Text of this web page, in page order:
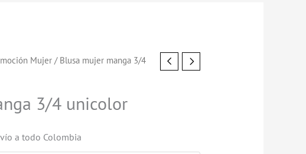
Mujer/ Blusa mujer manga 3/4
3/4 unicolor
a todo Colombia